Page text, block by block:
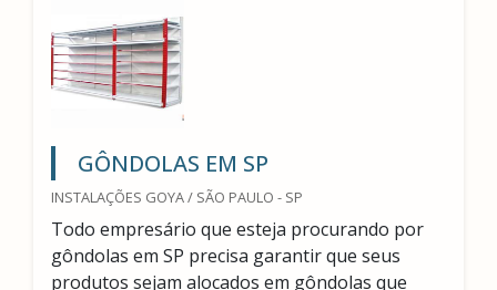
GÔNDOLAS EM SP
INSTALAÇÕES GOYA / SÃO PAULO - SP
Todo empresário que esteja procurando por
gôndolas em SP precisa garantir que seus
produtos sejam alocados em gôndolas que